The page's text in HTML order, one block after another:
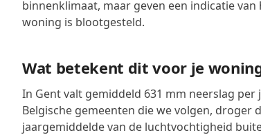
binnenklimaat, maar geven een indicatie
woning is blootgesteld.
Wat betekent dit voor je
In Gent valt gemiddeld 631 mm neerslag per
Belgische gemeenten die we volgen, droger
jaargemiddelde van de luchtvochtigheid